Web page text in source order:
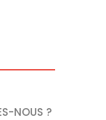
NOUS ?